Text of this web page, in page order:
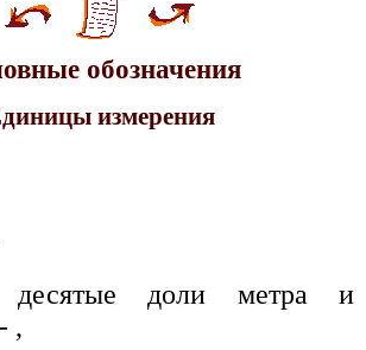
обозначения
измерения
десятые доли метра и
,